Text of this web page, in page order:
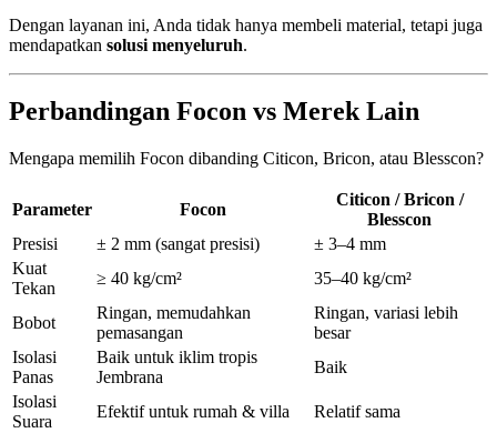
Dengan layanan ini, Anda tidak hanya membeli material, tetapi juga
mendapatkan solusi menyeluruh.
Perbandingan Focon vs Merek Lain
Mengapa memilih Focon dibanding Citicon, Bricon, atau Blesscon?
Parameter Focon
Citicon / Bricon /
Blesscon
Presisi
± 2 mm (sangat presisi)
± 3–4 mm
Kuat
Tekan
≥ 40 kg/cm² 35–40 kg/cm²
Bobot
Ringan, memudahkan
pemasangan
Ringan, variasi lebih
besar
Isolasi
Panas
Baik untuk iklim tropis
Jembrana
Baik
Isolasi
Suara
Efektif untuk rumah & villa Relatif sama